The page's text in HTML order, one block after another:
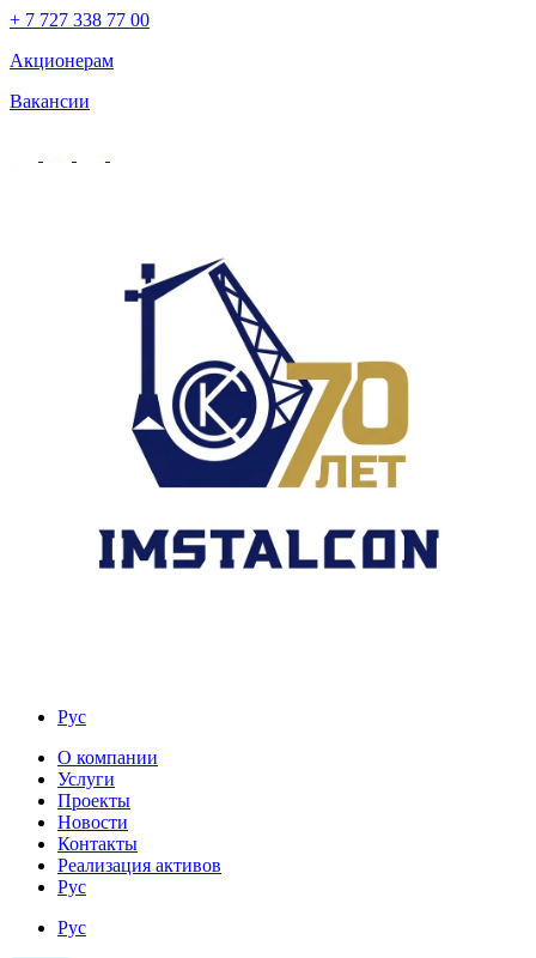
+ 7 727 338 77 00
Акционерам
Вакансии
Рус
О компании
Услуги
Проекты
Новости
Контакты
Реализация активов
Рус
Рус